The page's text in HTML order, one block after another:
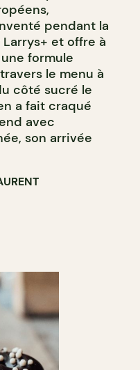
pendant la
et offre à
formule
le menu à
côté sucré le
a fait craqué
avec
son arrivée